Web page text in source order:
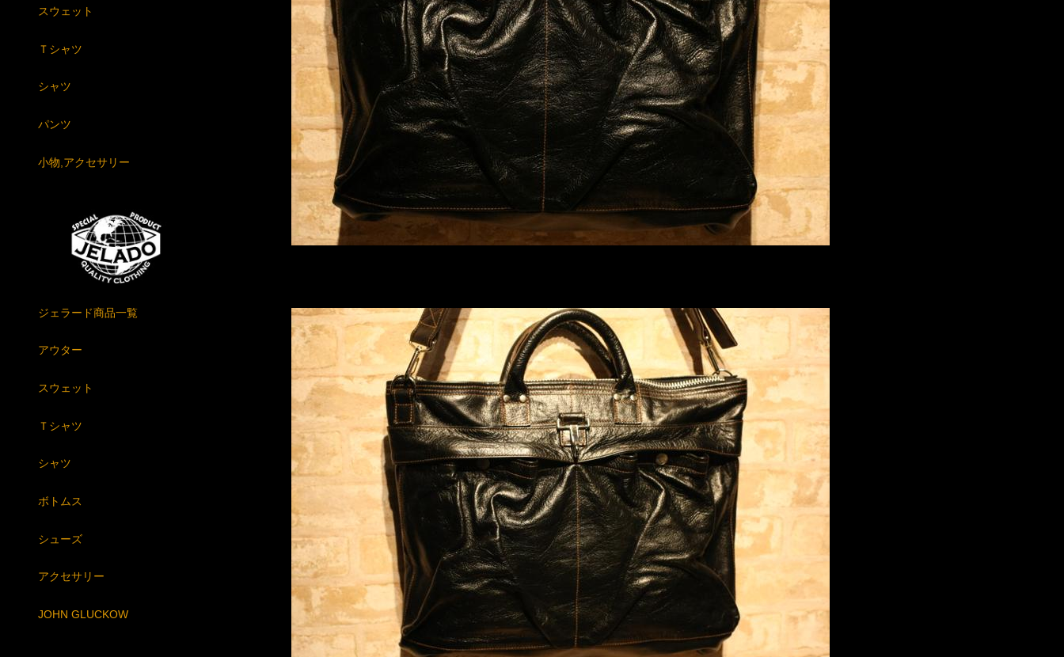
スウェット
Ｔシャツ
シャツ
パンツ
小物,アクセサリー
ジェラード商品一覧
アウター
スウェット
Ｔシャツ
シャツ
ボトムス
シューズ
アクセサリー
JOHN GLUCKOW